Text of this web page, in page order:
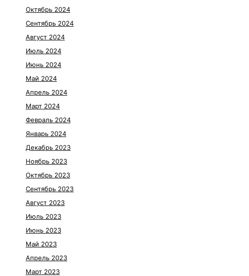
Октябрь 2024
Сентябрь 2024
Август 2024
Июль 2024
Июнь 2024
Май 2024
Апрель 2024
Март 2024
Февраль 2024
Январь 2024
Декабрь 2023
Ноябрь 2023
Октябрь 2023
Сентябрь 2023
Август 2023
Июль 2023
Июнь 2023
Май 2023
Апрель 2023
Март 2023